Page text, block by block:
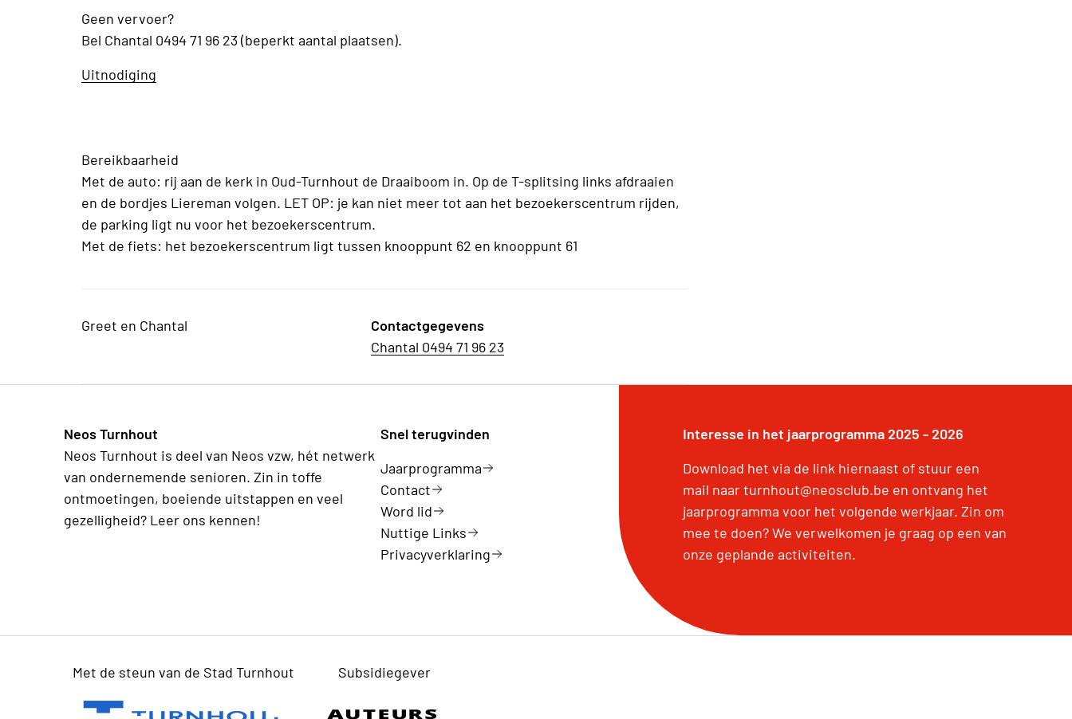
Geen vervoer?
Bel Chantal 0494 71 96 23 (beperkt aantal plaatsen).
Uitnodiging
Bereikbaarheid
Met de auto: rij aan de kerk in Oud-Turnhout de Draaiboom in. Op de T-splitsing links afdraaien
en de bordjes Liereman volgen. LET OP: je kan niet meer tot aan het bezoekerscentrum rijden,
de parking ligt nu voor het bezoekerscentrum.
Met de fiets: het bezoekerscentrum ligt tussen knooppunt 62 en knooppunt 61
Greet en Chantal
Contactgegevens
Chantal 0494 71 96 23
Neos Turnhout
Neos Turnhout is deel van Neos vzw, hét netwerk
van ondernemende senioren. Zin in toffe
ontmoetingen, boeiende uitstappen en veel
gezelligheid? Leer ons kennen!
Snel terugvinden
Jaarprogramma
Contact
Word lid
Nuttige Links
Privacyverklaring
Interesse in het jaarprogramma 2025 - 2026
Download het via de link hiernaast of stuur een
mail naar turnhout@neosclub.be en ontvang het
jaarprogramma voor het volgende werkjaar. Zin om
mee te doen? We verwelkomen je graag op een van
onze geplande activiteiten.
Met de steun van de Stad Turnhout Subsidiegever